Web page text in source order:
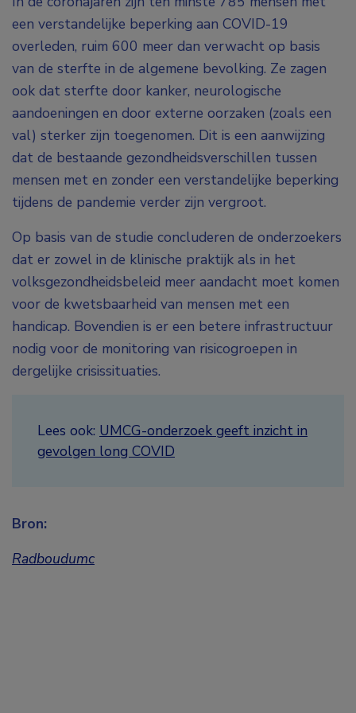
een verstandelijke beperking aan COVID-19
overleden, ruim 600 meer dan verwacht op basis
van de sterfte in de algemene bevolking. Ze zagen
ook dat sterfte door kanker, neurologische
aandoeningen en door externe oorzaken (zoals een
val) sterker zijn toegenomen. Dit is een aanwijzing
dat de bestaande gezondheidsverschillen tussen
mensen met en zonder een verstandelijke beperking
tijdens de pandemie verder zijn vergroot.
Op basis van de studie concluderen de onderzoekers
dat er zowel in de klinische praktijk als in het
volksgezondheidsbeleid meer aandacht moet komen
voor de kwetsbaarheid van mensen met een
handicap. Bovendien is er een betere infrastructuur
nodig voor de monitoring van risicogroepen in
dergelijke crisissituaties.
Lees ook: UMCG-onderzoek geeft inzicht in
gevolgen long COVID
Bron:
Radboudumc